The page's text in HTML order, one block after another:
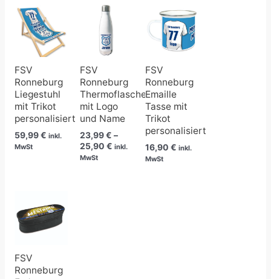
FSV
Ronneburg
Liegestuhl
mit Trikot
personalisiert
59,99€ inkl.
MwSt
FSV
Ronneburg
Thermoflasche
mit Logo
und Name
23,99€ –
25,90€
bis
inkl.
MwSt
FSV
Ronneburg
Emaille
Tasse mit
Trikot
personalisiert
16,90€ inkl.
MwSt
FSV
Ronneburg